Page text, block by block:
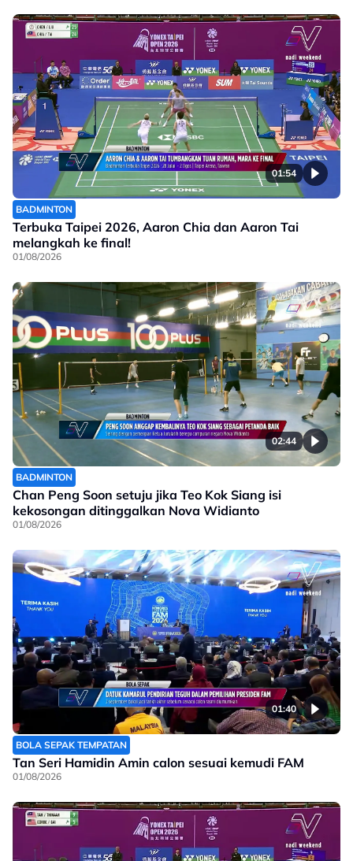
01:54
BADMINTON
Terbuka Taipei 2026, Aaron Chia dan Aaron Tai
melangkah ke final!
01/08/2026
02:44
BADMINTON
Chan Peng Soon setuju jika Teo Kok Siang isi
kekosongan ditinggalkan Nova Widianto
01/08/2026
01:40
BOLA SEPAK TEMPATAN
Tan Seri Hamidin Amin calon sesuai kemudi FAM
01/08/2026